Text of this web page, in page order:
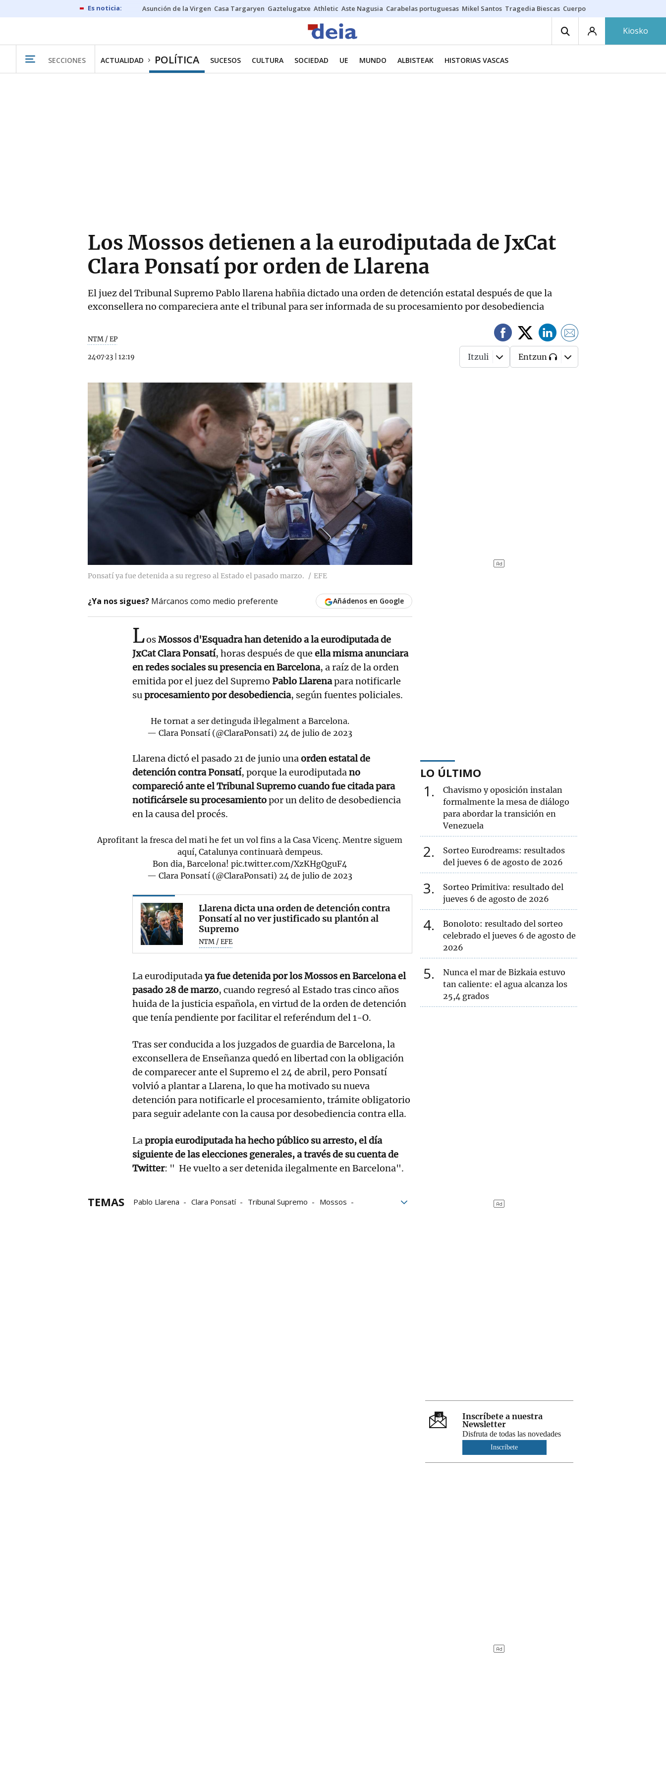
Asunción de la Virgen Casa Targaryen Gaztelugatxe Athletic Aste Nagusia Carabelas portuguesas Mikel Santos Tragedia Biescas Cuerpo ría
Kiosko
SECCIONES ACTUALIDAD POLÍTICA SUCESOS CULTURA SOCIEDAD UE MUNDO ALBISTEAK HISTORIAS VASCAS
Los Mossos detienen a la eurodiputada de JxCat
Clara Ponsatí por orden de Llarena
El juez del Tribunal Supremo Pablo llarena habñia dictado una orden de detención estatal después de que la
exconsellera no compareciera ante el tribunal para ser informada de su procesamiento por desobediencia
NTM / EP
24·07·23 12:19 Itzuli Entzun
Ponsatí ya fue detenida a su regreso al Estado el pasado marzo. EFE
¿Ya nos sigues? Márcanos como medio preferente Añádenos en Google
LosMossos d'Esquadra han detenido a la eurodiputada de
JxCat Clara Ponsatí, horas después de que ella misma anunciara
en redes sociales su presencia en Barcelona, a raíz de la orden
emitida por el juez del Supremo Pablo Llarenapara notificarle
suprocesamiento por desobediencia, según fuentes policiales.
He tornat a ser detinguda il·legalment a Barcelona.
— Clara Ponsatí (@ClaraPonsati) 24 de julio de 2023
Llarena dictó el pasado 21 de junio unaorden estatal de
detención contra Ponsatí, porque la eurodiputadano
compareció ante el Tribunal Supremo cuando fue citada para
notificársele su procesamientopor un delito de desobediencia
en la causa del procés.
Aprofitant la fresca del mati he fet un vol fins a la Casa Vicenç. Mentre siguem
aquí, Catalunya continuarà dempeus.
Bon dia, Barcelona!pic.twitter.com/XzKHgQguF4
— Clara Ponsatí (@ClaraPonsati) 24 de julio de 2023
Llarena dicta una orden de detención contra
Ponsatí al no ver justificado su plantón al
Supremo
NTM / EFE
La eurodiputadaya fue detenida por los Mossos en Barcelona el
pasado 28 de marzo, cuando regresó al Estado tras cinco años
huida de la justicia española, en virtud de la orden de detención
que tenía pendiente por facilitar el referéndum del 1-O.
Tras ser conducida a los juzgados de guardia de Barcelona, la
exconsellera de Enseñanza quedó en libertad con la obligación
de comparecer ante el Supremo el 24 de abril, pero Ponsatí
volvió a plantar a Llarena, lo que ha motivado su nueva
detención para notificarle el procesamiento, trámite obligatorio
para seguir adelante con la causa por desobediencia contra ella.
Lapropia eurodiputada ha hecho público su arresto, el día
siguiente de las elecciones generales, a través de su cuenta de
Twitter: " He vuelto a ser detenida ilegalmente en Barcelona".
TEMAS Pablo Llarena Clara Ponsatí Tribunal Supremo
Mossos
LO ÚLTIMO
1
Chavismo y oposición instalan
formalmente la mesa de diálogo
para abordar la transición en
Venezuela
2
Sorteo Eurodreams: resultados
del jueves 6 de agosto de 2026
3
Sorteo Primitiva: resultado del
jueves 6 de agosto de 2026
4
Bonoloto: resultado del sorteo
celebrado el jueves 6 de agosto de
2026
5
Nunca el mar de Bizkaia estuvo
tan caliente: el agua alcanza los
25,4 grados
Inscríbete a nuestra
Newsletter
Disfruta de todas las novedades
Inscríbete